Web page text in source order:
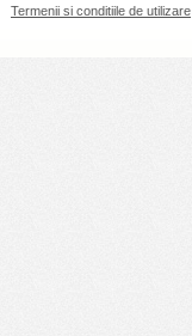
Termenii si conditiile de utilizare